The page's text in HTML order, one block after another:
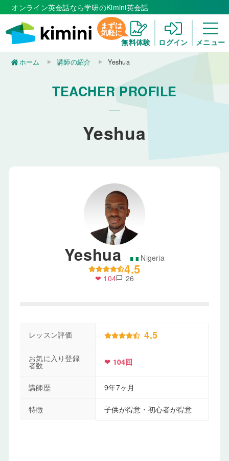
オンライン英会話なら学研のKimini英会話
まずは
気軽に
無料体験
ログイン メニュー
ホーム 講師の紹介 Yeshua
TEACHER PROFILE
Yeshua
Yeshua Nigeria
4.5
❤ 104chat_bubble 26
レッスン評価 4.5
お気に入り登録
者数 ❤ 104回
講師歴 9年7ヶ月
特徴 子供が得意・初心者が得意